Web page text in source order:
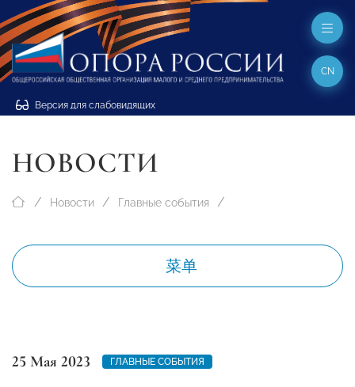
Версия для слабовидящих
CN
НОВОСТИ
Новости Главные события
菜单
25 Мая 2023 ГЛАВНЫЕ СОБЫТИЯ